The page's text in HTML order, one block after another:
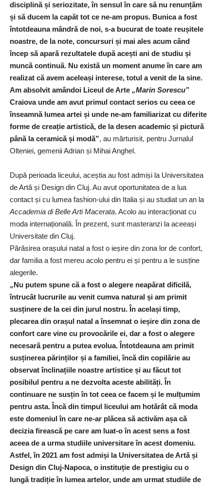
disciplină și seriozitate, în sensul în care să nu renunțăm
și să ducem la capăt tot ce ne-am propus. Bunica a fost
întotdeauna mândră de noi, s-a bucurat de toate reușitele
noastre, de la note, concursuri și mai ales acum când
încep să apară rezultatele după acești ani de studiu și
muncă continuă. Nu există un moment anume în care am
realizat că avem aceleași interese, totul a venit de la sine.
Am absolvit amândoi Liceul de Arte „Marin Sorescu”
Craiova unde am avut primul contact serios cu ceea ce
înseamnă lumea artei și unde ne-am familiarizat cu diferite
forme de creație artistică, de la desen academic și pictură
până la ceramică și modă”, au mărturisit, pentru Jurnalul
Olteniei, gemenii Adrian și Mihai Anghel.
După perioada liceului, aceștia au fost admiși la Universitatea
de Artă și Design din Cluj. Au avut oportunitatea de a lua
contact și cu lumea fashion-ului din Italia și au studiat un an la
Accademia di Belle Arti Macerata. Acolo au interacționat cu
moda internațională. În prezent, sunt masteranzi la aceeași
Universitate din Cluj.
Părăsirea orașului natal a fost o ieșire din zona lor de confort,
dar familia a fost mereu acolo pentru ei și pentru a le susține
alegerile.
„Nu putem spune că a fost o alegere neapărat dificilă,
întrucât lucrurile au venit cumva natural și am primit
susținere de la cei din jurul nostru. În același timp,
plecarea din orașul natal a însemnat o ieșire din zona de
confort care vine cu provocările ei, dar a fost o alegere
necesară pentru a putea evolua. Întotdeauna am primit
susținerea părinților și a familiei, încă din copilărie au
observat înclinațiile noastre artistice și au făcut tot
posibilul pentru a ne dezvolta aceste abilități. În
continuare ne susțin în tot ceea ce facem și le mulțumim
pentru asta. Încă din timpul liceului am hotărât că moda
este domeniul în care ne-ar plăcea să activăm așa că
decizia firească pe care am luat-o în acest sens a fost
aceea de a urma studiile universitare în acest domeniu.
Astfel, în 2021 am fost admiși la Universitatea de Artă și
Design din Cluj-Napoca, o instituție de prestigiu cu o
lungă tradiție în lumea artelor, unde am urmat studiile de